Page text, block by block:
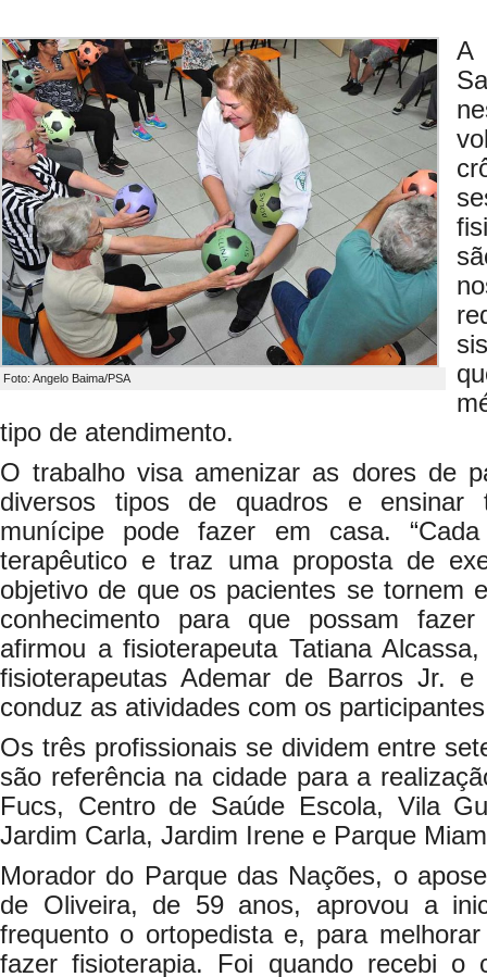
Foto: Angelo Baima/PSA
A
tipo de atendimento.
O trabalho visa amenizar as dores de
diversos tipos de quadros e ensinar
munícipe pode fazer em casa.
terapêutico e traz uma proposta de
objetivo de que os pacientes se tornem
conhecimento para que possam
afirmou a fisioterapeuta Tatiana
fisioterapeutas Ademar de Barros Jr. e
conduz as atividades com os
Os três profissionais se dividem entre
são referência na cidade para a
Fucs, Centro de Saúde Escola, Vila
Jardim Carla, Jardim Irene e Parque
Morador do Parque das Nações, o
de Oliveira, de 59 anos, aprovou a
frequento o ortopedista e, para
fazer fisioterapia. Foi quando recebi o